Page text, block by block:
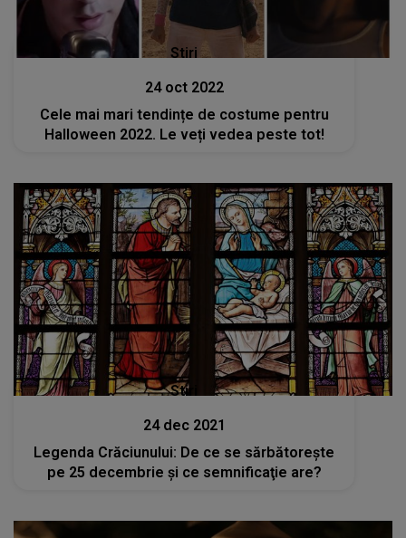
Stiri
24 oct 2022
Cele mai mari tendințe de costume pentru
Halloween 2022. Le veți vedea peste tot!
Stiri
24 dec 2021
Legenda Crăciunului: De ce se sărbătoreşte
pe 25 decembrie şi ce semnificaţie are?